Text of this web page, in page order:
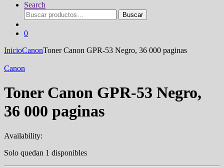
Search
Buscar
por:
Buscar
0
InicioCanonToner Canon GPR-53 Negro, 36 000 paginas
Canon
Toner Canon GPR-53 Negro,
36 000 paginas
Availability:
Solo quedan 1 disponibles